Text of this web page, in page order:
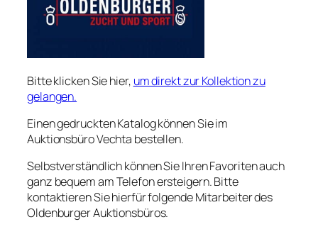
Bitte klicken Sie hier, um direkt zur Kollektion zu
gelangen.
Einen gedruckten Katalog können Sie im
Auktionsbüro Vechta bestellen.
Selbstverständlich können Sie Ihren Favoriten auch
ganz bequem am Telefon ersteigern. Bitte
kontaktieren Sie hierfür folgende Mitarbeiter des
Oldenburger Auktionsbüros.